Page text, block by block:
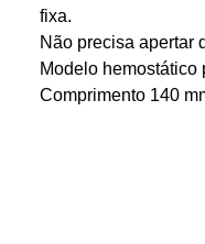
fixa.
Não precisa apertar
Modelo hemostático
Comprimento 140